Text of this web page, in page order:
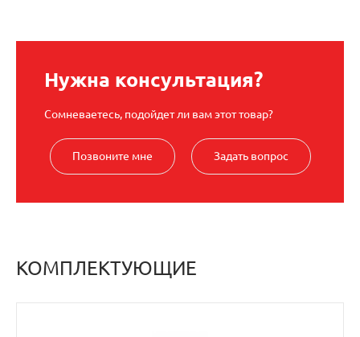
Нужна консультация?
Сомневаетесь, подойдет ли вам этот товар?
Позвоните мне Задать вопрос
КОМПЛЕКТУЮЩИЕ